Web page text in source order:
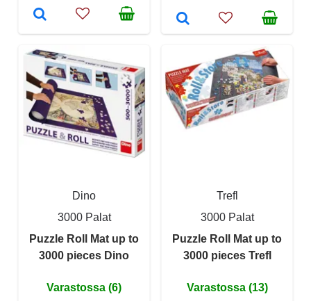
Dino
3000 Palat
Puzzle Roll Mat up to
3000 pieces Dino
Varastossa (6)
Trefl
3000 Palat
Puzzle Roll Mat up to
3000 pieces Trefl
Varastossa (13)